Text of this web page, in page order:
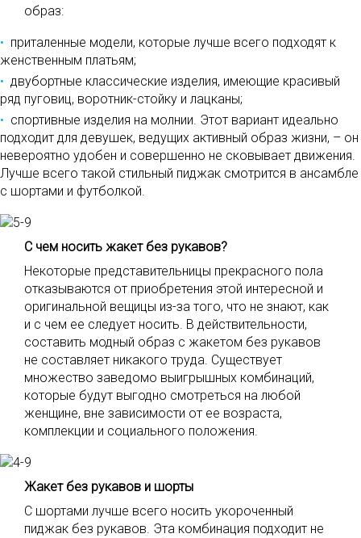
образ:
приталенные модели, которые лучше всего подходят к
женственным платьям;
двубортные классические изделия, имеющие красивый
ряд пуговиц, воротник-стойку и лацканы;
спортивные изделия на молнии. Этот вариант идеально
подходит для девушек, ведущих активный образ жизни, – он
невероятно удобен и совершенно не сковывает движения.
Лучше всего такой стильный пиджак смотрится в ансамбле
с шортами и футболкой.
С чем носить жакет без рукавов?
Некоторые представительницы прекрасного пола
отказываются от приобретения этой интересной и
оригинальной вещицы из-за того, что не знают, как
и с чем ее следует носить. В действительности,
составить модный образ с жакетом без рукавов
не составляет никакого труда. Существует
множество заведомо выигрышных комбинаций,
которые будут выгодно смотреться на любой
женщине, вне зависимости от ее возраста,
комплекции и социального положения.
Жакет без рукавов и шорты
С шортами лучше всего носить укороченный
пиджак без рукавов. Эта комбинация подходит не